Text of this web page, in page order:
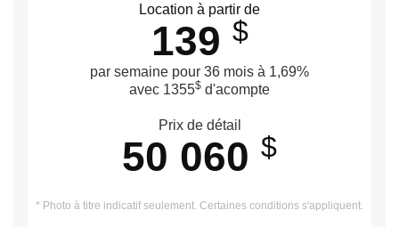
Location à partir de
139 $
par semaine pour 36 mois à 1,69%
avec 1355$ d'acompte
Prix de détail
50 060 $
* Photo à titre indicatif seulement. Certaines conditions s'appliquent.